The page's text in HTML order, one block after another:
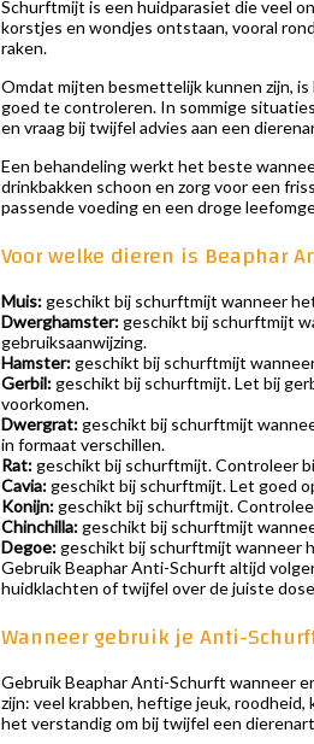
Schurftmijt is een huidparasiet die veel
korstjes en wondjes ontstaan, vooral
raken.
Omdat mijten besmettelijk kunnen zijn,
goed te controleren. In sommige
en vraag bij twijfel advies aan een
Een behandeling werkt het beste
drinkbakken schoon en zorg voor een
passende voeding en een droge
Voor welke dieren is Beaphar
Muis:geschikt bij schurftmijt wanneer
Dwerghamster:geschikt bij schurftmijt
gebruiksaanwijzing.
Hamster:geschikt bij schurftmijt
Gerbil:geschikt bij schurftmijt. Let bij
voorkomen.
Dwergrat:geschikt bij schurftmijt
in formaat verschillen.
Rat:geschikt bij schurftmijt. Controleer
Cavia:geschikt bij schurftmijt. Let goed
Konijn:geschikt bij schurftmijt.
Chinchilla:geschikt bij schurftmijt
Degoe:geschikt bij schurftmijt wanneer
Gebruik Beaphar Anti-Schurft altijd
huidklachten of twijfel over de juiste
Wanneer gebruik je Anti-
Gebruik Beaphar Anti-Schurft wanneer
zijn: veel krabben, heftige jeuk,
het verstandig om bij twijfel een